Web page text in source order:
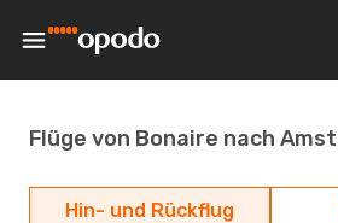
Flüge von Bonaire nach
Hin- und Rückflug